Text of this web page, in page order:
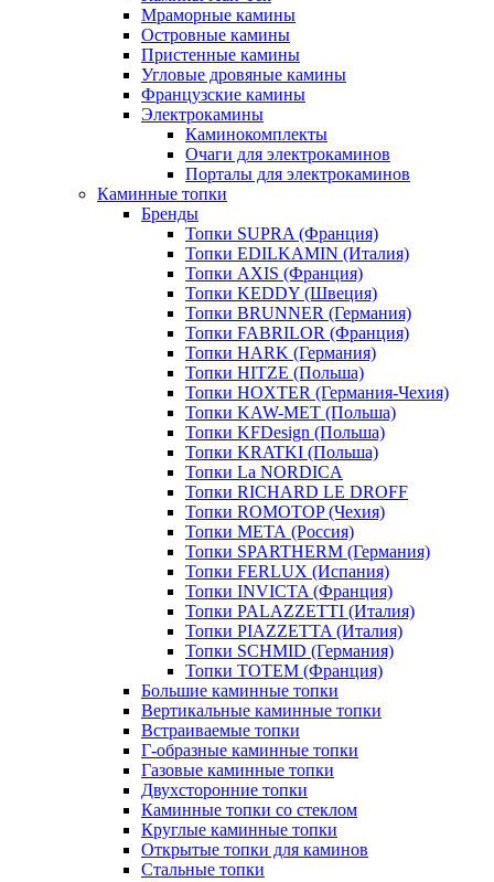
Мраморные камины
Островные камины
Пристенные камины
Угловые дровяные камины
Французские камины
Электрокамины
Каминокомплекты
Очаги для электрокаминов
Порталы для электрокаминов
Каминные топки
Бренды
Топки SUPRA (Франция)
Топки EDILKAMIN (Италия)
Топки AXIS (Франция)
Топки KEDDY (Швеция)
Топки BRUNNER (Германия)
Топки FABRILOR (Франция)
Топки HARK (Германия)
Топки HITZE (Польша)
Топки HOXTER (Германия-Чехия)
Топки KAW-MET (Польша)
Топки KFDesign (Польша)
Топки KRATKI (Польша)
Топки La NORDICA
Топки RICHARD LE DROFF
Топки ROMOTOP (Чехия)
Топки МЕТА (Россия)
Топки SPARTHERM (Германия)
Топки FERLUX (Испания)
Топки INVICTA (Франция)
Топки PALAZZETTI (Италия)
Топки PIAZZETTA (Италия)
Топки SCHMID (Германия)
Топки TOTEM (Франция)
Большие каминные топки
Вертикальные каминные топки
Встраиваемые топки
Г-образные каминные топки
Газовые каминные топки
Двухсторонние топки
Каминные топки со стеклом
Круглые каминные топки
Открытые топки для каминов
Стальные топки